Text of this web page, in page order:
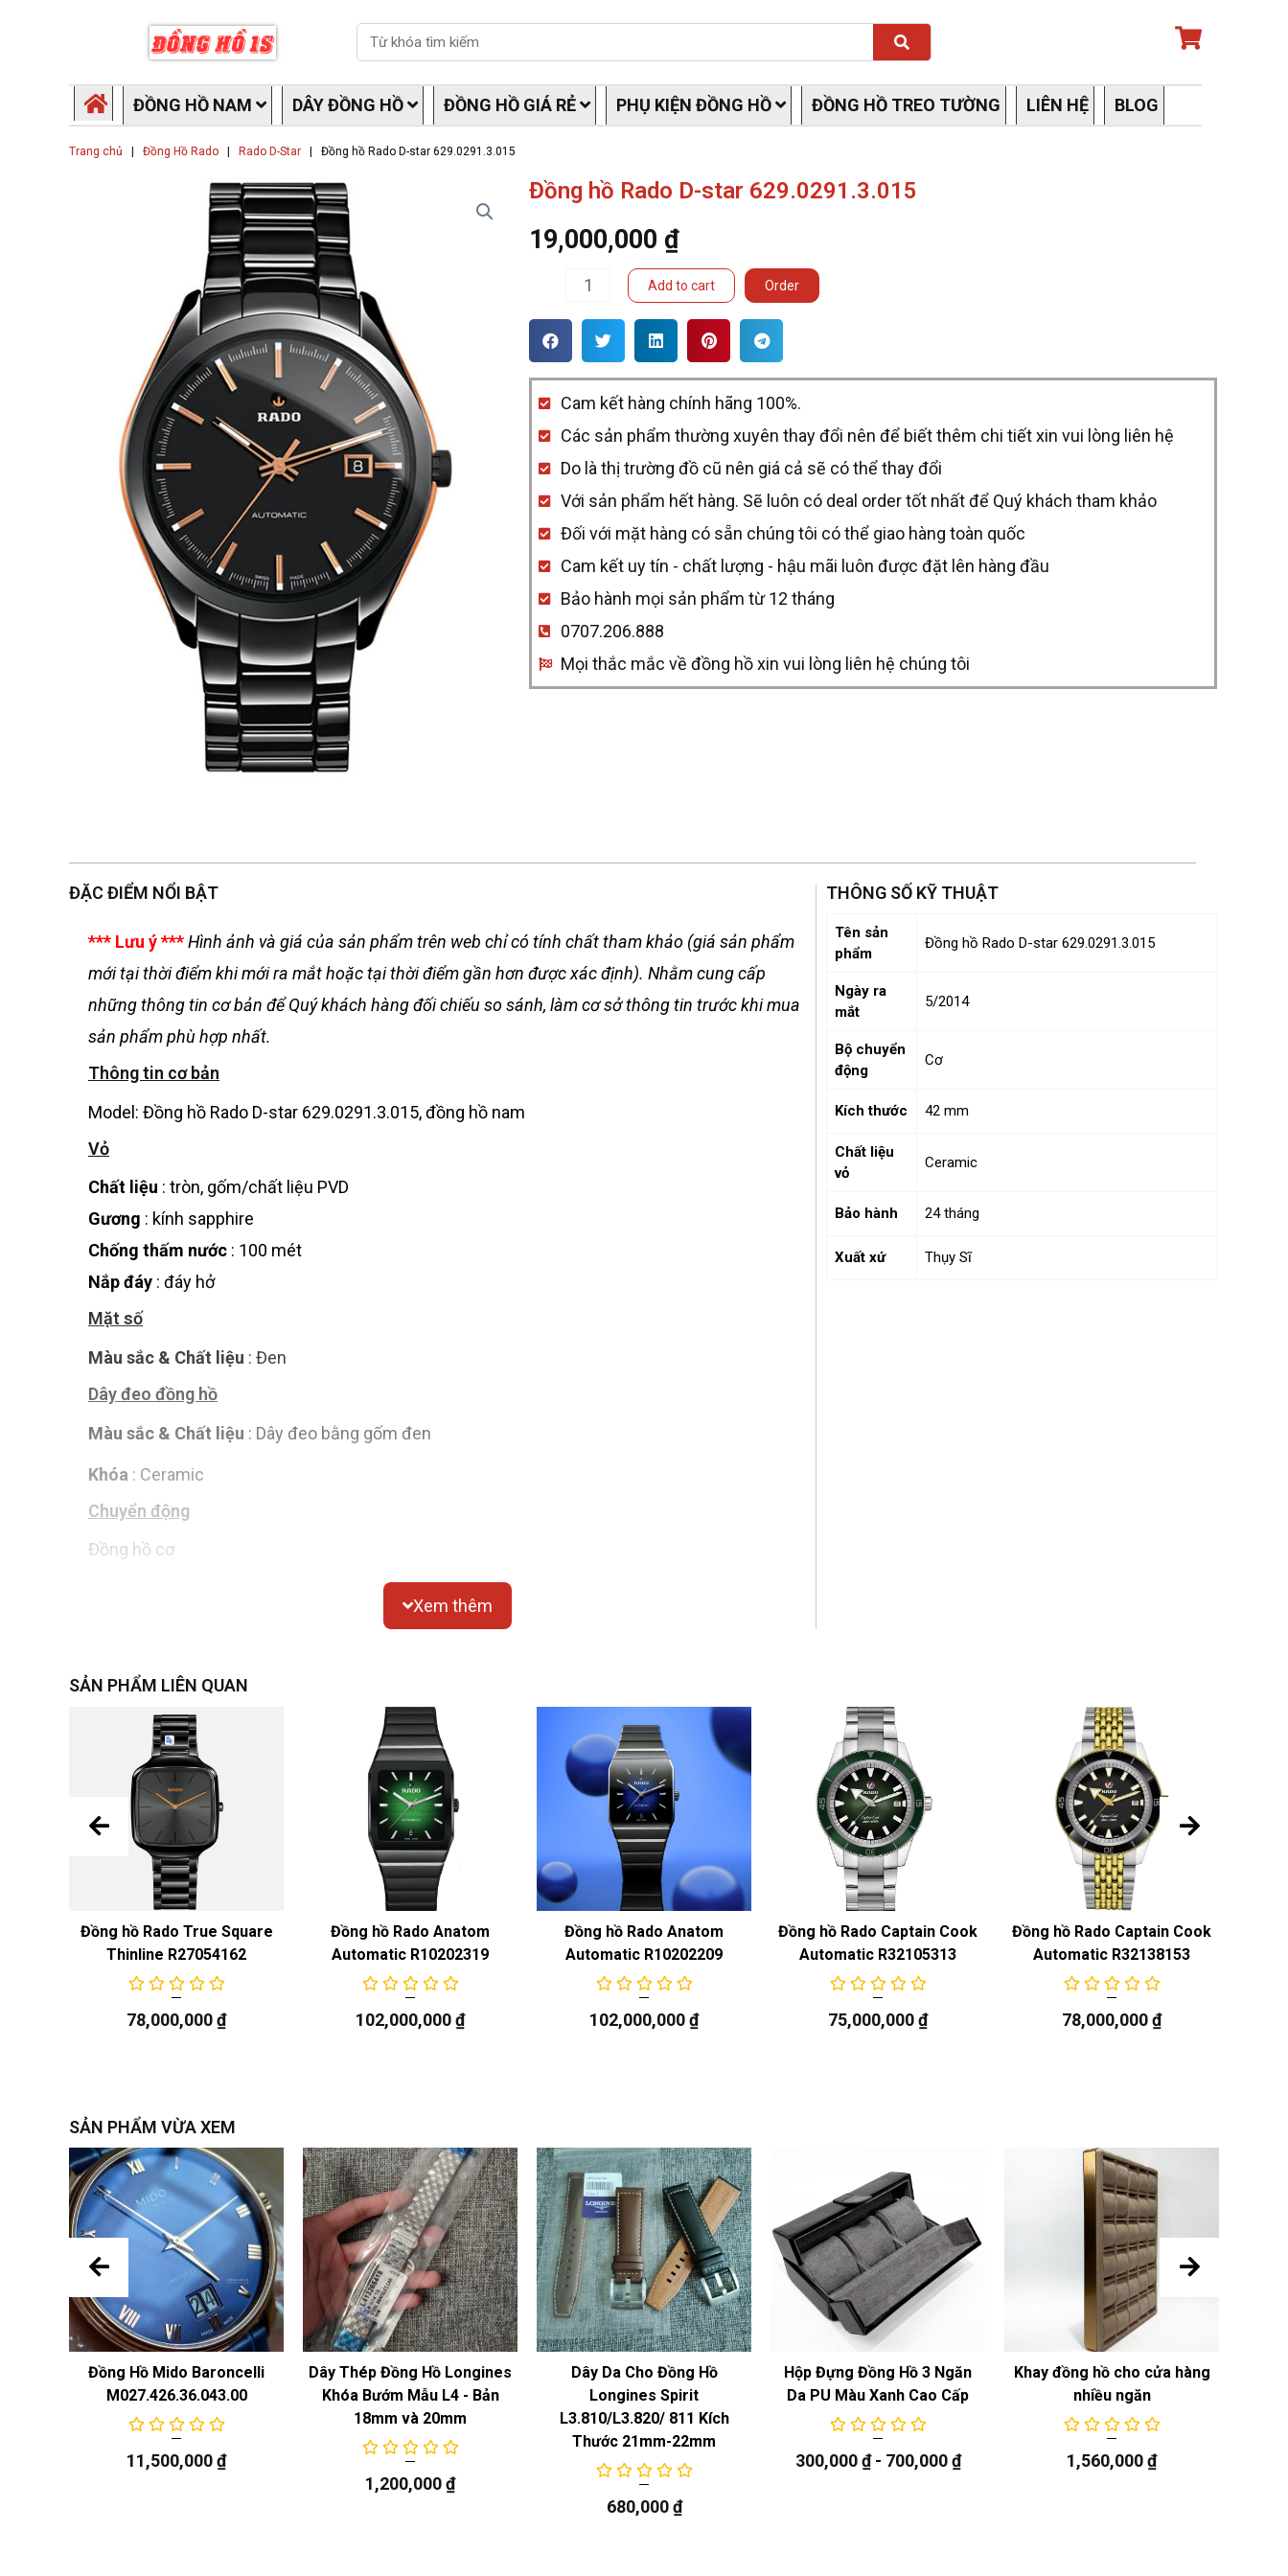
Search Search
ĐỒNG HỒ NAM DÂY ĐỒNG HỒ ĐỒNG HỒ GIÁ RẺ PHỤ KIỆN ĐỒNG HỒ ĐỒNG HỒ TREO TƯỜNG LIÊN HỆ BLOG
Trang chủ Đồng Hồ Rado Rado D-Star Đồng hồ Rado D-star 629.0291.3.015
Đồng hồ Rado D-star 629.0291.3.015
19,000,000 ₫
hồ
Rado
D-
star
629.0291.3.015
quantity
Add to cart Order
Cam kết hàng chính hãng 100%.
Các sản phẩm thường xuyên thay đổi nên để biết thêm chi tiết xin vui lòng liên hệ
Do là thị trường đồ cũ nên giá cả sẽ có thể thay đổi
Với sản phẩm hết hàng. Sẽ luôn có deal order tốt nhất để Quý khách tham khảo
Đối với mặt hàng có sẵn chúng tôi có thể giao hàng toàn quốc
Cam kết uy tín - chất lượng - hậu mãi luôn được đặt lên hàng đầu
Bảo hành mọi sản phẩm từ 12 tháng
0707.206.888
Mọi thắc mắc về đồng hồ xin vui lòng liên hệ chúng tôi
ĐẶC ĐIỂM NỔI BẬT
*** Lưu ý ***Hình ảnh và giá của sản phẩm trên web chỉ có tính chất tham khảo (giá sản phẩm
mới tại thời điểm khi mới ra mắt hoặc tại thời điểm gần hơn được xác định). Nhằm cung cấp
những thông tin cơ bản để Quý khách hàng đối chiếu so sánh, làm cơ sở thông tin trước khi mua
sản phẩm phù hợp nhất.
Thông tin cơ bản
Model: Đồng hồ Rado D-star 629.0291.3.015, đồng hồ nam
Vỏ
Chất liệu : tròn, gốm/chất liệu PVD
Gương : kính sapphire
Chống thấm nước : 100 mét
Nắp đáy : đáy hở
Mặt số
Màu sắc & Chất liệu : Đen
Dây đeo đồng hồ
Màu sắc & Chất liệu : Dây đeo bằng gốm đen
Khóa : Ceramic
Chuyển động
Đồng hồ cơ
Xem thêm
THÔNG SỐ KỸ THUẬT
Tên sản
phẩm
Đồng hồ Rado D-star 629.0291.3.015
Ngày ra
mắt
5/2014
Bộ chuyển
động
Cơ
Kích thước 42 mm
Chất liệu
vỏ
Ceramic
Bảo hành 24 tháng
Xuất xứ Thụy Sĩ
SẢN PHẨM LIÊN QUAN
Đồng hồ Rado True Square
Thinline R27054162
78,000,000₫
Đồng hồ Rado Anatom
Automatic R10202319
102,000,000₫
Đồng hồ Rado Anatom
Automatic R10202209
102,000,000₫
Đồng hồ Rado Captain Cook
Automatic R32105313
75,000,000₫
Đồng hồ Rado Captain Cook
Automatic R32138153
78,000,000₫
SẢN PHẨM VỪA XEM
Đồng Hồ Mido Baroncelli
M027.426.36.043.00
11,500,000₫
Dây Thép Đồng Hồ Longines
Khóa Bướm Mẫu L4 - Bản
18mm và 20mm
1,200,000₫
Dây Da Cho Đồng Hồ
Longines Spirit
L3.810/L3.820/ 811 Kích
Thước 21mm-22mm
680,000₫
Hộp Đựng Đồng Hồ 3 Ngăn
Da PU Màu Xanh Cao Cấp
300,000₫- 700,000₫
Khay đồng hồ cho cửa hàng
nhiều ngăn
1,560,000₫